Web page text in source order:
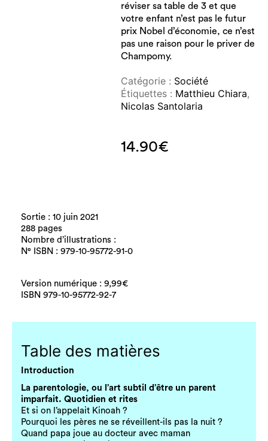
réviser sa table de 3 et que
votre enfant n’est pas le futur
prix Nobel d’économie, ce n’est
pas une raison pour le priver de
Champomy.
Catégorie : Société
Étiquettes : Matthieu Chiara,
Nicolas Santolaria
14.90€
Sortie : 10 juin 2021
288 pages
Nombre d’illustrations :
N° ISBN : 979-10-95772-91-0
Version numérique : 9,99€
ISBN 979-10-95772-92-7
Table des matières
Introduction
La parentologie, ou l’art subtil d’être un parent
imparfait. Quotidien et rites
Et si on l’appelait Kinoah ?
Pourquoi les pères ne se réveillent-ils pas la nuit ?
Quand papa joue au docteur avec maman